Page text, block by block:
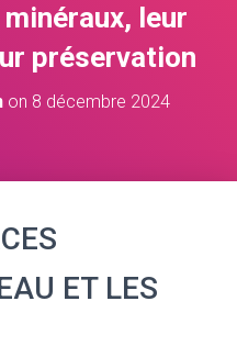
leur
préservation
on 8 décembre 2024
ET LES